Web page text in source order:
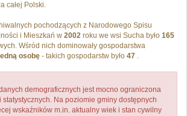
całej Polski.
pochodzących z Narodowego Spisu
i Mieszkań w 2002 roku we wsi Sucha było 165
Wśród nich dominowały gospodarstwa
osobę - takich gospodarstw było 47 .
demograficznych jest mocno ograniczona
Na poziomie gminy dostępnych
wskaźników m.in. aktualny wiek i stan cywilny